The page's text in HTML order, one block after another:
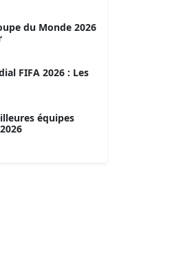
du Monde 2026
FIFA 2026 : Les
équipes